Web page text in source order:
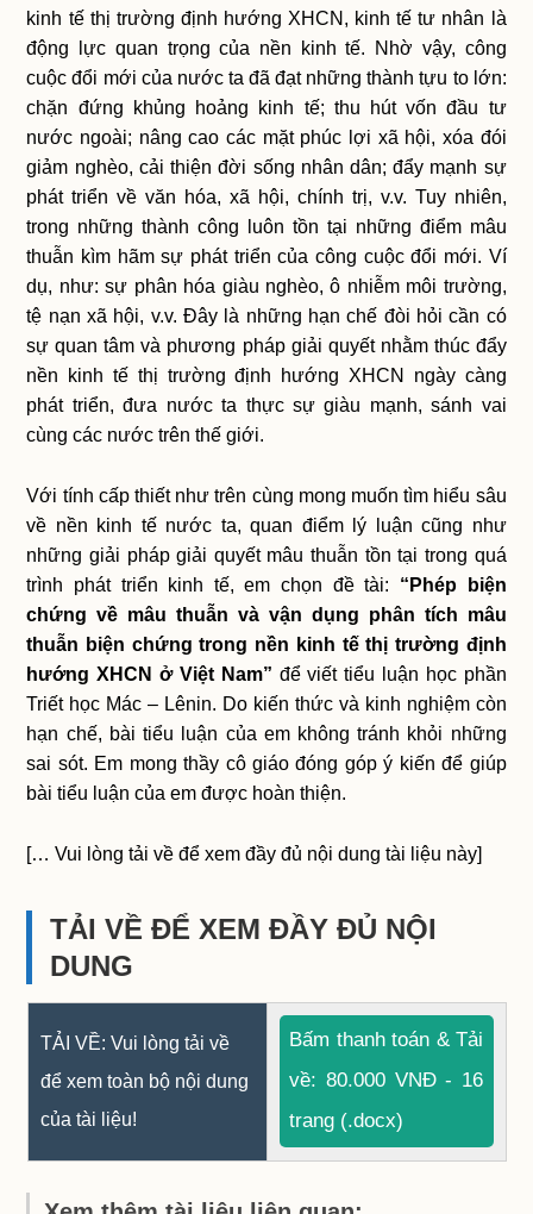
kinh tế thị trường định hướng XHCN, kinh tế tư nhân là
động lực quan trọng của nền kinh tế. Nhờ vậy, công
cuộc đổi mới của nước ta đã đạt những thành tựu to lớn:
chặn đứng khủng hoảng kinh tế; thu hút vốn đầu tư
nước ngoài; nâng cao các mặt phúc lợi xã hội, xóa đói
giảm nghèo, cải thiện đời sống nhân dân; đẩy mạnh sự
phát triển về văn hóa, xã hội, chính trị, v.v. Tuy nhiên,
trong những thành công luôn tồn tại những điểm mâu
thuẫn kìm hãm sự phát triển của công cuộc đổi mới. Ví
dụ, như: sự phân hóa giàu nghèo, ô nhiễm môi trường,
tệ nạn xã hội, v.v. Đây là những hạn chế đòi hỏi cần có
sự quan tâm và phương pháp giải quyết nhằm thúc đẩy
nền kinh tế thị trường định hướng XHCN ngày càng
phát triển, đưa nước ta thực sự giàu mạnh, sánh vai
cùng các nước trên thế giới.
Với tính cấp thiết như trên cùng mong muốn tìm hiểu sâu
về nền kinh tế nước ta, quan điểm lý luận cũng như
những giải pháp giải quyết mâu thuẫn tồn tại trong quá
trình phát triển kinh tế, em chọn đề tài: “Phép biện
chứng về mâu thuẫn và vận dụng phân tích mâu
thuẫn biện chứng trong nền kinh tế thị trường định
hướng XHCN ở Việt Nam” để viết tiểu luận học phần
Triết học Mác – Lênin. Do kiến thức và kinh nghiệm còn
hạn chế, bài tiểu luận của em không tránh khỏi những
sai sót. Em mong thầy cô giáo đóng góp ý kiến để giúp
bài tiểu luận của em được hoàn thiện.
[… Vui lòng tải về để xem đầy đủ nội dung tài liệu này]
TẢI VỀ ĐỂ XEM ĐẦY ĐỦ NỘI
DUNG
TẢI VỀ: Vui lòng tải về
để xem toàn bộ nội dung
của tài liệu!
Bấm thanh toán & Tải
về: 80.000 VNĐ - 16
trang (.docx)